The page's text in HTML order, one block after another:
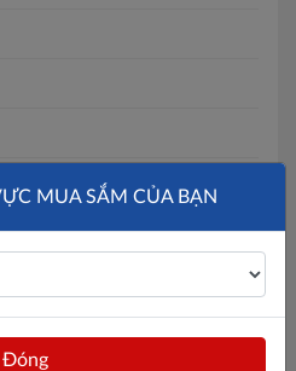
MUA SẮM CỦA BẠN
Đóng